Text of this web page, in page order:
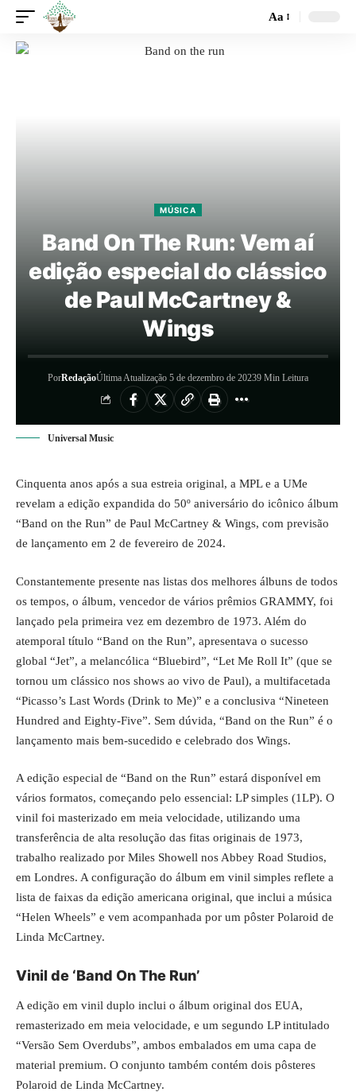
Aa
MÚSICA
Band On The Run: Vem aí
edição especial do clássico
de Paul McCartney &
Wings
PorRedaçãoÚltima Atualização 5 de dezembro de 20239 Min Leitura
Universal Music
Cinquenta anos após a sua estreia original, a MPL e a UMe
revelam a edição expandida do 50º aniversário do icônico álbum
“Band on the Run” de Paul McCartney & Wings, com previsão
de lançamento em 2 de fevereiro de 2024.
Constantemente presente nas listas dos melhores álbuns de todos
os tempos, o álbum, vencedor de vários prêmios GRAMMY, foi
lançado pela primeira vez em dezembro de 1973. Além do
atemporal título “Band on the Run”, apresentava o sucesso
global “Jet”, a melancólica “Bluebird”, “Let Me Roll It” (que se
tornou um clássico nos shows ao vivo de Paul), a multifacetada
“Picasso’s Last Words (Drink to Me)” e a conclusiva “Nineteen
Hundred and Eighty-Five”. Sem dúvida, “Band on the Run” é o
lançamento mais bem-sucedido e celebrado dos Wings.
A edição especial de “Band on the Run” estará disponível em
vários formatos, começando pelo essencial: LP simples (1LP). O
vinil foi masterizado em meia velocidade, utilizando uma
transferência de alta resolução das fitas originais de 1973,
trabalho realizado por Miles Showell nos Abbey Road Studios,
em Londres. A configuração do álbum em vinil simples reflete a
lista de faixas da edição americana original, que inclui a música
“Helen Wheels” e vem acompanhada por um pôster Polaroid de
Linda McCartney.
Vinil de ‘Band On The Run’
A edição em vinil duplo inclui o álbum original dos EUA,
remasterizado em meia velocidade, e um segundo LP intitulado
“Versão Sem Overdubs”, ambos embalados em uma capa de
material premium. O conjunto também contém dois pôsteres
Polaroid de Linda McCartney.